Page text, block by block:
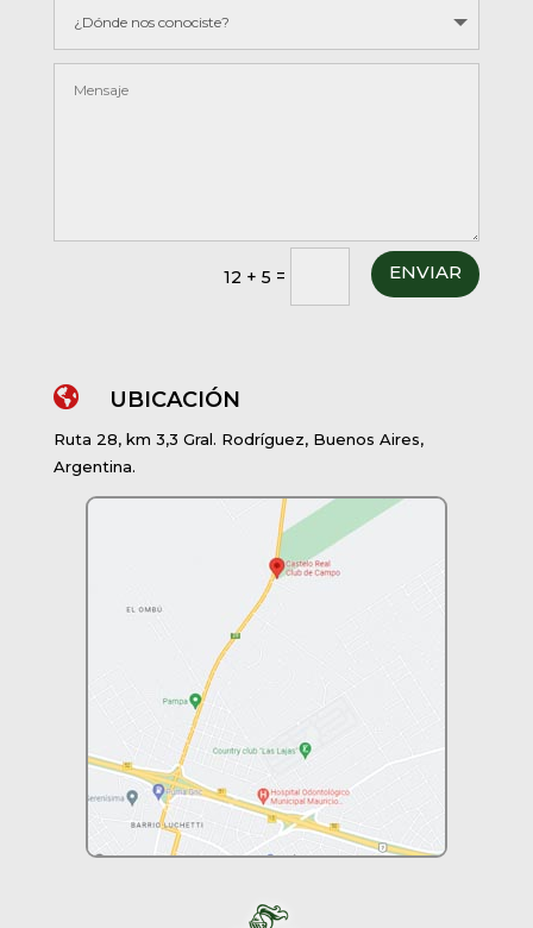
12 + 5 = ENVIAR
 UBICACIÓN
Ruta 28, km 3,3 Gral. Rodríguez, Buenos Aires,
Argentina.